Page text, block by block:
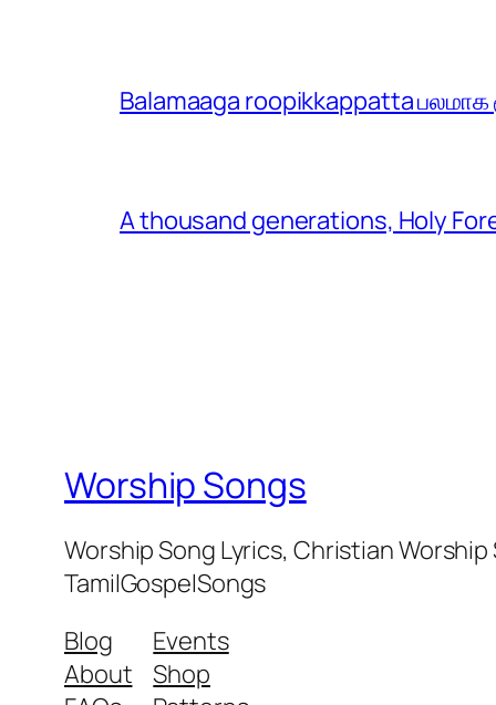
Balamaaga roopikkappatta பலமாக
A thousand generations, Holy
Worship Songs
Worship Song Lyrics, Christian
TamilGospelSongs
Blog
About
Events
Shop